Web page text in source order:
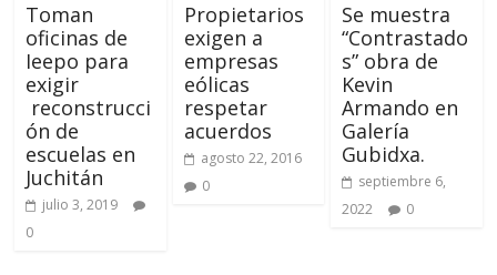
Toman
oficinas de
Ieepo para
exigir
reconstrucci
ón de
escuelas en
Juchitán
julio 3, 2019
0
Propietarios
exigen a
empresas
eólicas
respetar
acuerdos
agosto 22, 2016
0
Se muestra
“Contrastado
s” obra de
Kevin
Armando en
Galería
Gubidxa.
septiembre 6,
2022
0